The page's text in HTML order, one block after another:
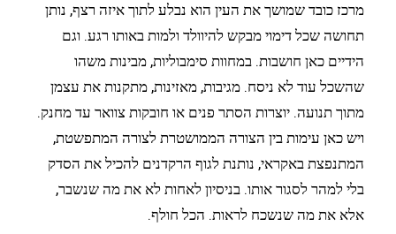
מרכז כובד שמושך את העין הוא נבלע לתוך איזה רצף, נותן
תחושה שכל דימוי מבקש להיוולד ולמות באותו רגע. וגם
הידיים כאן חושבות. במחוות סימבוליות, מבינות משהו
שהשכל עוד לא ניסח. מגיבות, מאזינות, מתקנות את עצמן
מתוך תנועה. יוצרות הסתר פנים או חובקות צוואר עד מחנק.
ויש כאן עימות בין הצורה הממושטרת לצורה המתפשטת,
המתנפצת באקראי, נותנת לגוף הרקדנים להכיל את הסדק
בלי למהר לסגור אותו. בניסיון לאחות לא את מה שנשבר,
אלא את מה שנשכח לראות. הכל חולף.